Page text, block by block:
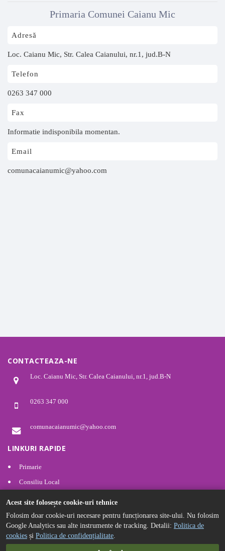
Primaria Comunei Caianu Mic
Adresă
Loc. Caianu Mic, Str. Calea Caianului, nr.1, jud.B-N
Telefon
0263 347 000
Fax
Informatie indisponibila momentan.
Email
comunacaianumic@yahoo.com
CONTACTEAZA-NE
Loc. Caianu Mic, Str. Calea Caianului, nr.1, jud.B-N
0263 347 000
comunacaianumic@yahoo.com
LINKURI RAPIDE
Primarie
Consiliu Local
Contact
Politica de confidențialitate
Politica de cookies
Acest site folosește cookie-uri tehnice
Folosim doar cookie-uri necesare pentru funcționarea site-ului. Nu folosim
Google Analytics sau alte instrumente de tracking. Detalii: Politica de
cookies și Politica de confidențialitate.